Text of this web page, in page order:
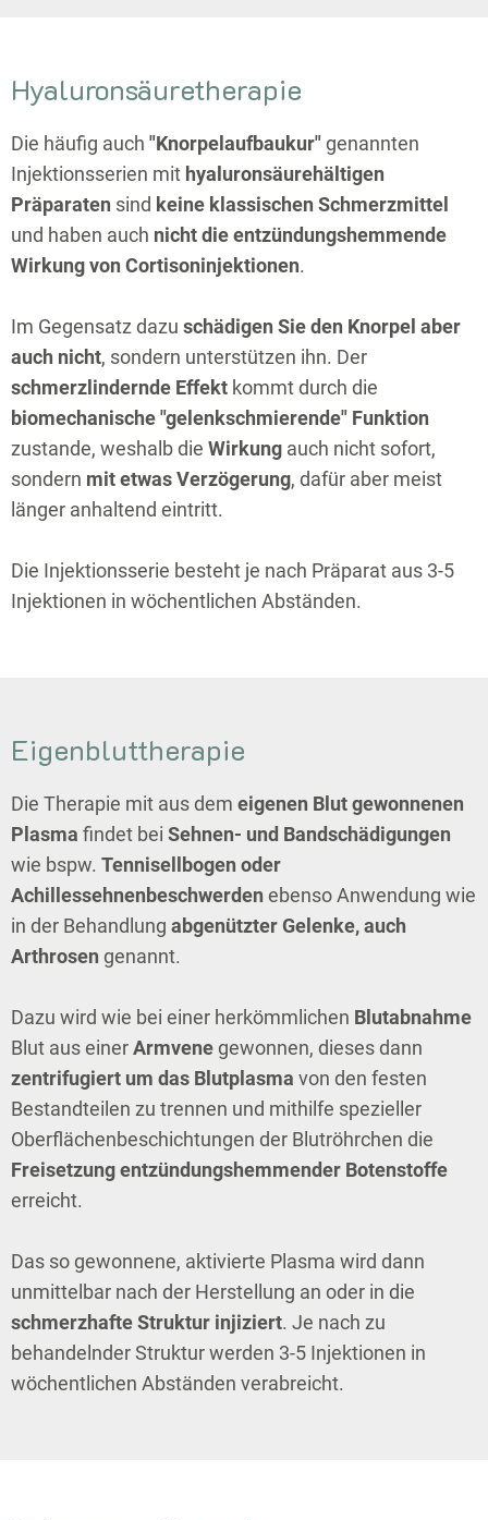
Hyaluronsäuretherapie
Die häufig auch "Knorpelaufbaukur" genannten
Injektionsserien mit hyaluronsäurehältigen
Präparaten sind keine klassischen Schmerzmittel
und haben auch nicht die entzündungshemmende
Wirkung von Cortisoninjektionen.
Im Gegensatz dazu schädigen Sie den Knorpel aber
auch nicht, sondern unterstützen ihn. Der
schmerzlindernde Effekt kommt durch die
biomechanische "gelenkschmierende" Funktion
zustande, weshalb die Wirkung auch nicht sofort,
sondern mit etwas Verzögerung, dafür aber meist
länger anhaltend eintritt.
Die Injektionsserie besteht je nach Präparat aus 3-5
Injektionen in wöchentlichen Abständen.
Eigenbluttherapie
Die Therapie mit aus dem eigenen Blut gewonnenen
Plasma findet bei Sehnen- und Bandschädigungen
wie bspw. Tennisellbogen oder
Achillessehnenbeschwerden ebenso Anwendung wie
in der Behandlung abgenützter Gelenke, auch
Arthrosen genannt.
Dazu wird wie bei einer herkömmlichen Blutabnahme
Blut aus einerArmvene gewonnen, dieses dann
zentrifugiert um das Blutplasma von den festen
Bestandteilen zu trennen und mithilfe spezieller
Oberflächenbeschichtungen der Blutröhrchen die
Freisetzung entzündungshemmender Botenstoffe
erreicht.
Das so gewonnene, aktivierte Plasma wird dann
unmittelbar nach der Herstellung an oder in die
schmerzhafte Struktur injiziert. Je nach zu
behandelnder Struktur werden 3-5 Injektionen in
wöchentlichen Abständen verabreicht.